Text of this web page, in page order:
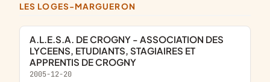
LES LOGES-MARGUERON
A.L.E.S.A. DE CROGNY - ASSOCIATION DES
LYCEENS, ETUDIANTS, STAGIAIRES ET
APPRENTIS DE CROGNY
2005-12-20